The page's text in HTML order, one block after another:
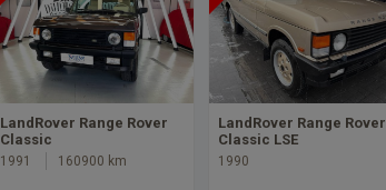
LandRover Range Rover
Classic
1991 160900 km
LandRover Range Rover
Classic LSE
1990